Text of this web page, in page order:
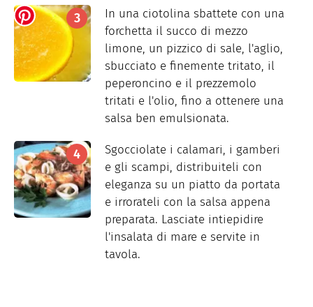
In una ciotolina sbattete con una
forchetta il succo di mezzo
limone, un pizzico di sale, l'aglio,
sbucciato e finemente tritato, il
peperoncino e il prezzemolo
tritati e l'olio, fino a ottenere una
salsa ben emulsionata.
Sgocciolate i calamari, i gamberi
e gli scampi, distribuiteli con
eleganza su un piatto da portata
e irrorateli con la salsa appena
preparata. Lasciate intiepidire
l'insalata di mare e servite in
tavola.